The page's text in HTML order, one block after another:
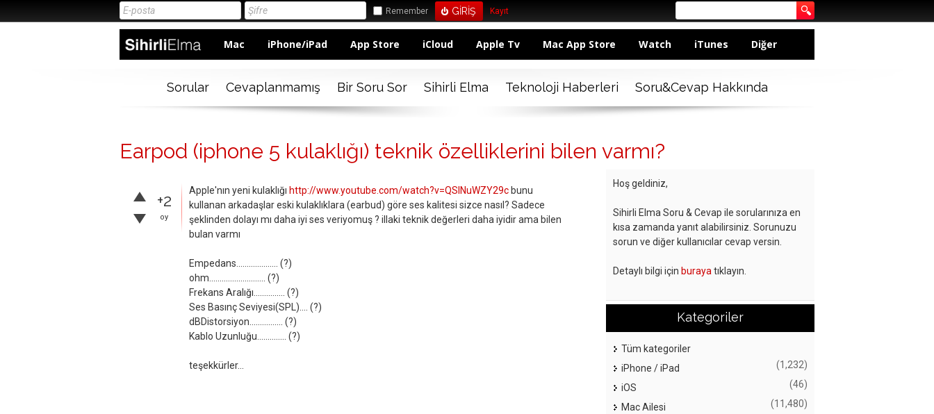
Remember Kayıt
Mac iPhone/iPad App Store iCloud Apple Tv Mac App Store Watch iTunes Diğer
Sorular Cevaplanmamış Bir Soru Sor Sihirli Elma Teknoloji Haberleri Soru&Cevap Hakkında
Earpod (iphone 5 kulaklığı) teknik özelliklerini bilen varmı?
+2
oy
Apple'nın yeni kulaklığı http://www.youtube.com/watch?v=QSlNuWZY29c bunu
kullanan arkadaşlar eski kulaklıklara (earbud) göre ses kalitesi sizce nasıl? Sadece
şeklinden dolayı mı daha iyi ses veriyomuş ? illaki teknik değerleri daha iyidir ama bilen
bulan varmı
Empedans.................... (?)
ohm........................... (?)
Frekans Aralığı............... (?)
Ses Basınç Seviyesi(SPL).... (?)
dBDistorsiyon................ (?)
Kablo Uzunluğu.............. (?)
teşekkürler...
Hoş geldiniz,
Sihirli Elma Soru & Cevap ile sorularınıza en
kısa zamanda yanıt alabilirsiniz. Sorunuzu
sorun ve diğer kullanıcılar cevap versin.
Detaylı bilgi için buraya tıklayın.
Kategoriler
Tüm kategoriler
iPhone / iPad
(1,232)
iOS (46)
Mac Ailesi (11,480)